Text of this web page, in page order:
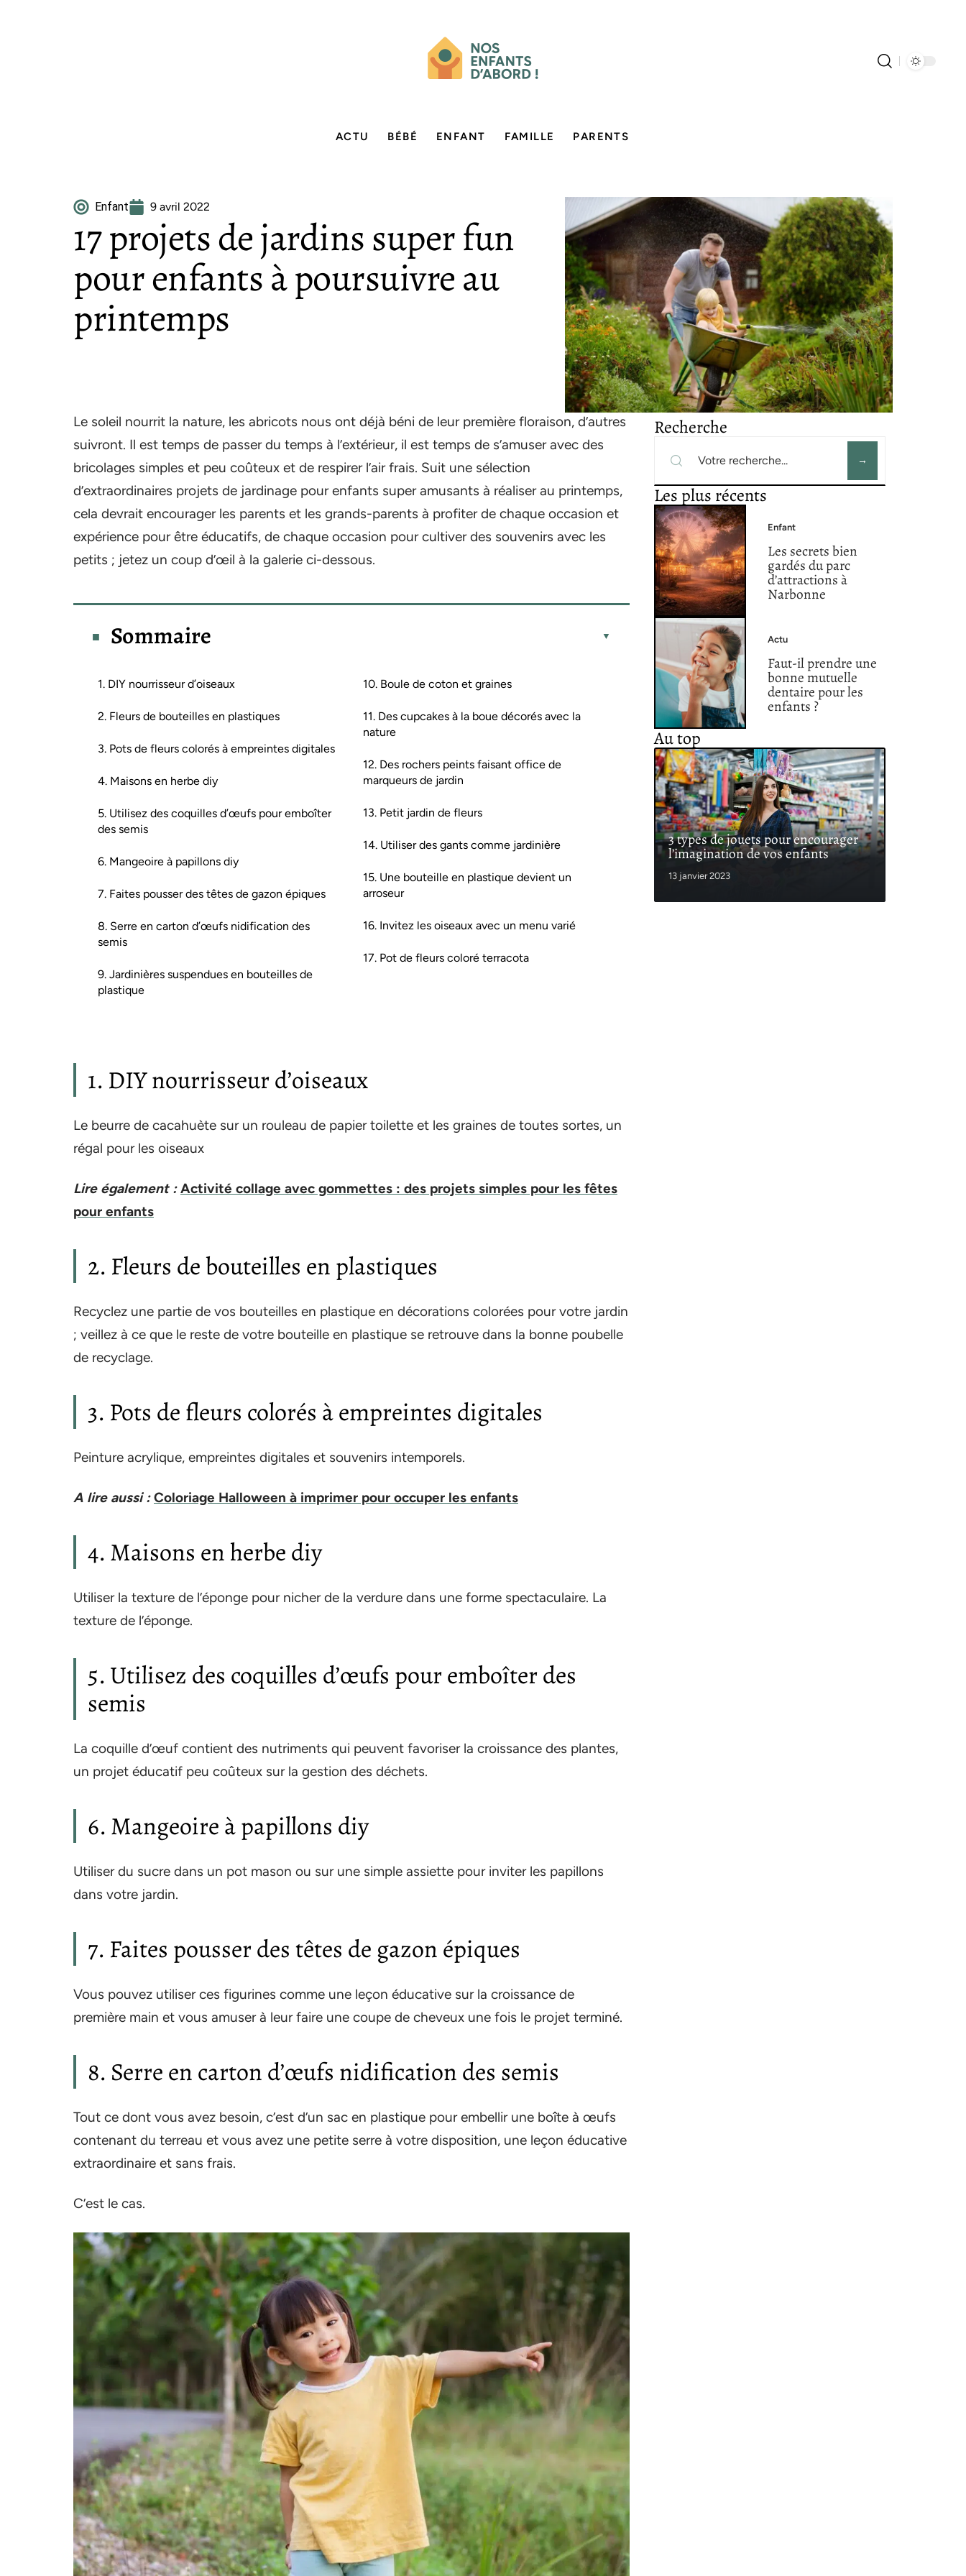
ACTU BÉBÉ ENFANT FAMILLE PARENTS
Enfant 9 avril 2022
17 projets de jardins super fun
pour enfants à poursuivre au
printemps
Le soleil nourrit la nature, les abricots nous ont déjà béni de leur première floraison, d’autres
suivront. Il est temps de passer du temps à l’extérieur, il est temps de s’amuser avec des
bricolages simples et peu coûteux et de respirer l’air frais. Suit une sélection
d’extraordinaires projets de jardinage pour enfants super amusants à réaliser au printemps,
cela devrait encourager les parents et les grands-parents à profiter de chaque occasion et
expérience pour être éducatifs, de chaque occasion pour cultiver des souvenirs avec les
petits ; jetez un coup d’œil à la galerie ci-dessous.
Sommaire
1. DIY nourrisseur d’oiseaux
2. Fleurs de bouteilles en plastiques
3. Pots de fleurs colorés à empreintes digitales
4. Maisons en herbe diy
5. Utilisez des coquilles d’œufs pour emboîter
des semis
6. Mangeoire à papillons diy
7. Faites pousser des têtes de gazon épiques
8. Serre en carton d’œufs nidification des
semis
9. Jardinières suspendues en bouteilles de
plastique
10. Boule de coton et graines
11. Des cupcakes à la boue décorés avec la
nature
12. Des rochers peints faisant office de
marqueurs de jardin
13. Petit jardin de fleurs
14. Utiliser des gants comme jardinière
15. Une bouteille en plastique devient un
arroseur
16. Invitez les oiseaux avec un menu varié
17. Pot de fleurs coloré terracota
1. DIY nourrisseur d’oiseaux
Le beurre de cacahuète sur un rouleau de papier toilette et les graines de toutes sortes, un
régal pour les oiseaux
Lire également : Activité collage avec gommettes : des projets simples pour les fêtes
pour enfants
2. Fleurs de bouteilles en plastiques
Recyclez une partie de vos bouteilles en plastique en décorations colorées pour votre jardin
; veillez à ce que le reste de votre bouteille en plastique se retrouve dans la bonne poubelle
de recyclage.
3. Pots de fleurs colorés à empreintes digitales
Peinture acrylique, empreintes digitales et souvenirs intemporels.
A lire aussi : Coloriage Halloween à imprimer pour occuper les enfants
4. Maisons en herbe diy
Utiliser la texture de l’éponge pour nicher de la verdure dans une forme spectaculaire. La
texture de l’éponge.
5. Utilisez des coquilles d’œufs pour emboîter des
semis
La coquille d’œuf contient des nutriments qui peuvent favoriser la croissance des plantes,
un projet éducatif peu coûteux sur la gestion des déchets.
6. Mangeoire à papillons diy
Utiliser du sucre dans un pot mason ou sur une simple assiette pour inviter les papillons
dans votre jardin.
7. Faites pousser des têtes de gazon épiques
Vous pouvez utiliser ces figurines comme une leçon éducative sur la croissance de
première main et vous amuser à leur faire une coupe de cheveux une fois le projet terminé.
8. Serre en carton d’œufs nidification des semis
Tout ce dont vous avez besoin, c’est d’un sac en plastique pour embellir une boîte à œufs
contenant du terreau et vous avez une petite serre à votre disposition, une leçon éducative
extraordinaire et sans frais.
C’est le cas.
Recherche
Les plus récents
Enfant
Les secrets bien
gardés du parc
d’attractions à
Narbonne
Actu
Faut-il prendre une
bonne mutuelle
dentaire pour les
enfants ?
Au top
3 types de jouets pour encourager
l’imagination de vos enfants
13 janvier 2023